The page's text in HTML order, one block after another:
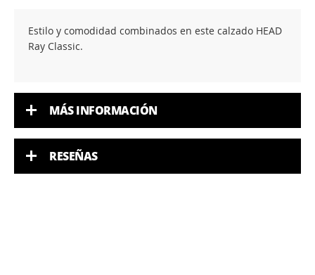
Estilo y comodidad combinados en este calzado HEAD
Ray Classic.
MÁS INFORMACIÓN
RESEÑAS